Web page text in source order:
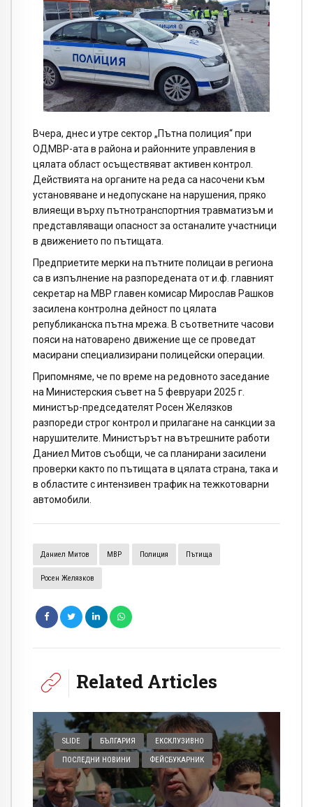
Вчера, днес и утре сектор „Пътна полиция“ при
ОДМВР-ата в района и районните управления в
цялата област осъществяват активен контрол.
Действията на органите на реда са насочени към
установяване и недопускане на нарушения, пряко
влияещи върху пътнотранспортния травматизъм и
представляващи опасност за останалите участници
в движението по пътищата.
Предприетите мерки на пътните полицаи в региона
са в изпълнение на разпоредената от и.ф. главният
секретар на МВР главен комисар Мирослав Рашков
засилена контролна дейност по цялата
републиканска пътна мрежа. В съответните часови
пояси на натоварено движение ще се проведат
масирани специализирани полицейски операции.
Припомняме, че по време на редовното заседание
на Министерския съвет на 5 февруари 2025 г.
министър-председателят Росен Желязков
разпореди строг контрол и прилагане на санкции за
нарушителите. Министърът на вътрешните работи
Даниел Митов съобщи, че са планирани засилени
проверки както по пътищата в цялата страна, така и
в областите с интензивен трафик на тежкотоварни
автомобили.
Даниел Митов МВР Полиция Пътища
Росен Желязков
Related Articles
SLIDE БЪЛГАРИЯ ЕКСКЛУЗИВНО
ПОСЛЕДНИ НОВИНИ ФЕЙСБУКАРНИК